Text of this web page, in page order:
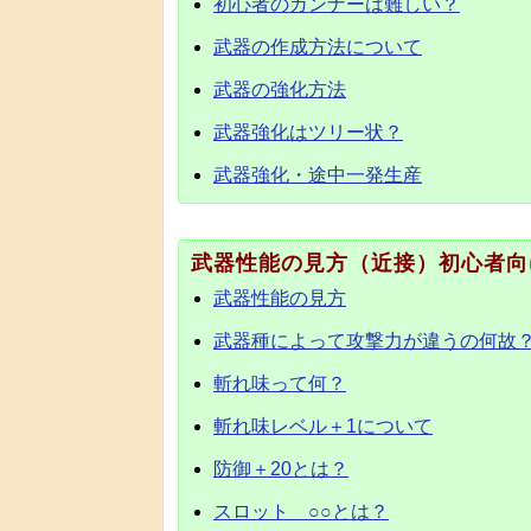
初心者のガンナーは難しい？
武器の作成方法について
武器の強化方法
武器強化はツリー状？
武器強化・途中一発生産
武器性能の見方（近接）初心者
武器性能の見方
武器種によって攻撃力が違うの何故
斬れ味って何？
斬れ味レベル＋1について
防御＋20とは？
スロット ○○とは？